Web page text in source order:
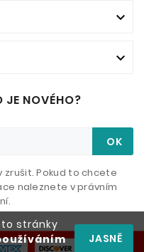
stránky
JASNĚ


JE NOVÉHO?
OK
zrušit. Pokud to chcete
naleznete v právním